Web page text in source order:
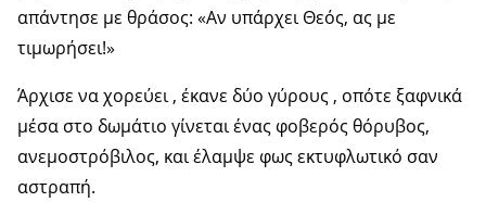
απάντησε με θράσος: «Αν υπάρχει Θεός, ας με
τιμωρήσει!»
Άρχισε να χορεύει , έκανε δύο γύρους , οπότε ξαφνικά
μέσα στο δωμάτιο γίνεται ένας φοβερός θόρυβος,
ανεμοστρόβιλος, και έλαμψε φως εκτυφλωτικό σαν
αστραπή.